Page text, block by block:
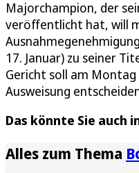
Majorchampion, der
veröffentlicht hat, will
17. Januar) zu seiner
Gericht soll am
Ausweisung
Das könnte Sie auch
Alles zum Thema